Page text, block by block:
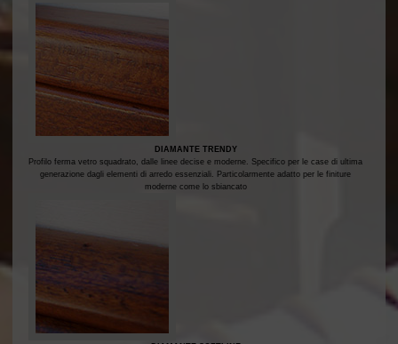
DIAMANTE TRENDY
Profilo ferma vetro squadrato, dalle linee decise e moderne. Specifico per le case di ultima
generazione dagli elementi di arredo essenziali. Particolarmente adatto per le finiture
moderne come lo sbiancato